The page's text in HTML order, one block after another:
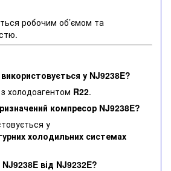
робочим об’ємом та
у NJ9238E?
холодоагентом R22.
компресор NJ9238E?
у
холодильних системах
від NJ9232E?